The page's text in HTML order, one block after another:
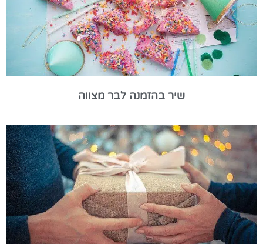
שיר בהזמנה לבר מצווה